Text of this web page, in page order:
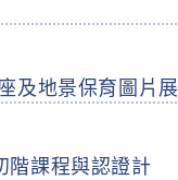
及地景保育圖片展
階課程與認證計